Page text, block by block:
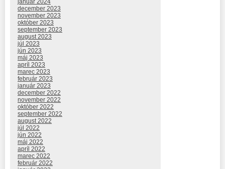
december 2023
november 2023
október 2023
september 2023
august 2023
júl 2023
jún 2023
máj 2023
apríl 2023
marec 2023
február 2023
január 2023
december 2022
november 2022
október 2022
september 2022
august 2022
júl 2022
jún 2022
máj 2022
apríl 2022
marec 2022
február 2022